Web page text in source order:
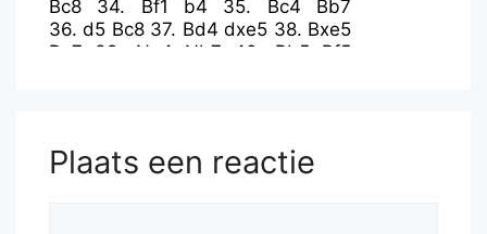
Bc8
34. Bf1 b4 35. Bc4
Bb7
36.d5 Bc8 37. Bd4 dxe5 38. Bxe5
Ra7
39. Ne4 Nb7 40. Bb5
Bf5
Kg6 51.Be8#
Plaats een reactie